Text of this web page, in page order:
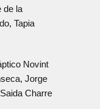
de la
Tapia
Novint
Jorge
Charre